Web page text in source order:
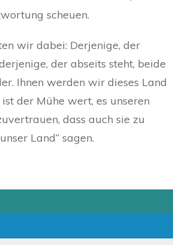
scheuen.
wir dabei: Derjenige, der
der abseits steht, beide
Ihnen werden wir dieses Land
ist der Mühe wert, es unseren
dass auch sie zu
Land“ sagen.